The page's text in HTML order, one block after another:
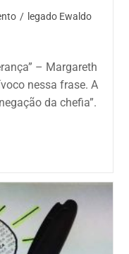
/ legado Ewaldo
– Margareth
nessa frase. A
da chefia”.